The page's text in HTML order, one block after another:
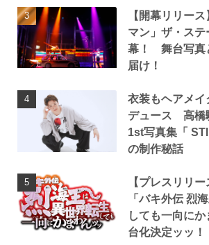
【開幕リリー
マン」ザ・ス
幕！ 舞台写真
届け！
衣装もヘアメイ
デュース 高橋
1st写真集「
の制作秘話
【プレスリリ
「バキ外伝 烈
しても一向に
台化決定ッッ！